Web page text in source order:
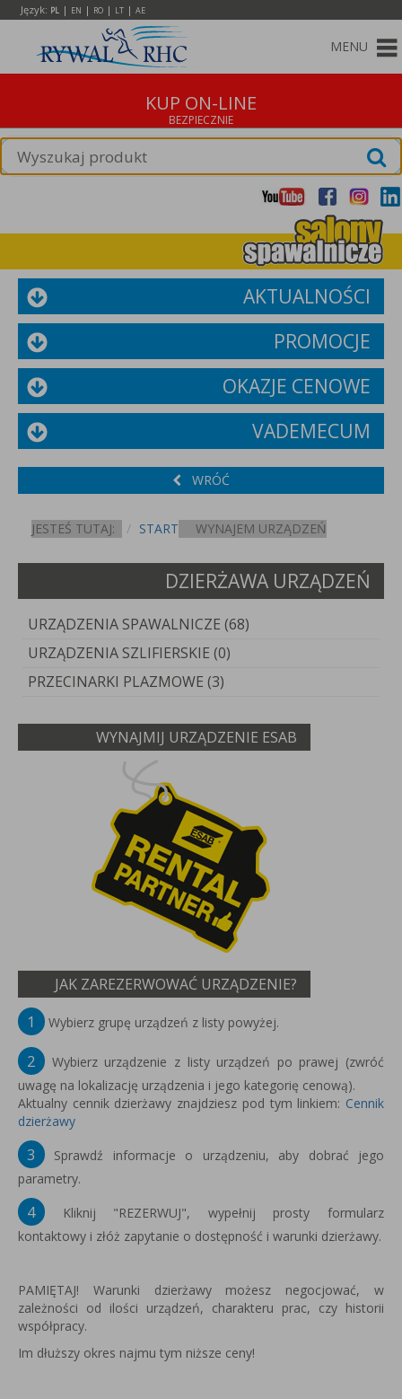
Język: PL | EN | RO | LT | AE
MENU
KUP ON-LINE
AKTUALNOŚCI
PROMOCJE
OKAZJE CENOWE
VADEMECUM
WRÓĆ
JESTEŚ TUTAJ: START WYNAJEM URZĄDZEŃ
DZIERŻAWA URZĄDZEŃ
URZĄDZENIA SPAWALNICZE (68)
URZĄDZENIA SZLIFIERSKIE (0)
PRZECINARKI PLAZMOWE (3)
WYNAJMIJ URZĄDZENIE ESAB
JAK ZAREZERWOWAĆ URZĄDZENIE?
1 Wybierz grupę urządzeń z listy powyżej.
2
Wybierz urządzenie z listy urządzeń po prawej (zwróć
uwagę na lokalizację urządzenia i jego kategorię cenową).
Aktualny cennik dzierżawy znajdziesz pod tym linkiem: Cennik
dzierżawy
3
Sprawdź informacje o urządzeniu, aby dobrać jego
parametry.
4
Kliknij "REZERWUJ", wypełnij prosty formularz
kontaktowy i złóż zapytanie o dostępność i warunki dzierżawy.
PAMIĘTAJ! Warunki dzierżawy możesz negocjować, w
zależności od ilości urządzeń, charakteru prac, czy historii
współpracy.
Im dłuższy okres najmu tym niższe ceny!